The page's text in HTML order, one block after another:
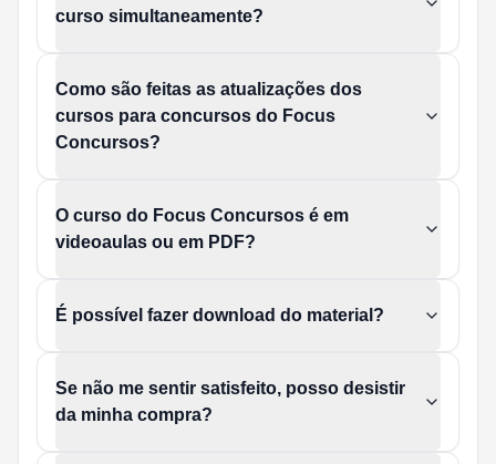
curso simultaneamente?
Como são feitas as atualizações dos
cursos para concursos do Focus
Concursos?
O curso do Focus Concursos é em
videoaulas ou em PDF?
É possível fazer download do material?
Se não me sentir satisfeito, posso desistir
da minha compra?